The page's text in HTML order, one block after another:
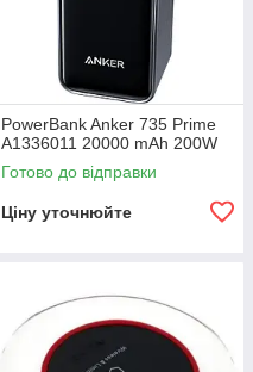
PowerBank Anker 735 Prime
A1336011 20000 mAh 200W
Готово до відправки
Ціну уточнюйте